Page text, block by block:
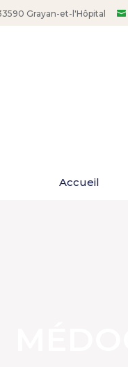
Grayan-et-l'Hôpital
Accueil